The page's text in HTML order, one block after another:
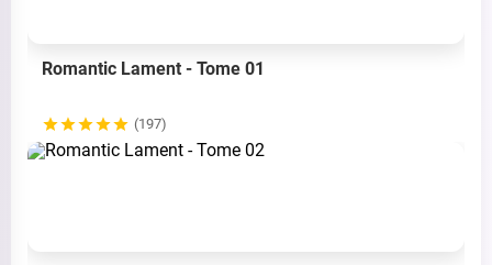
Romantic Lament - Tome 01
(197)